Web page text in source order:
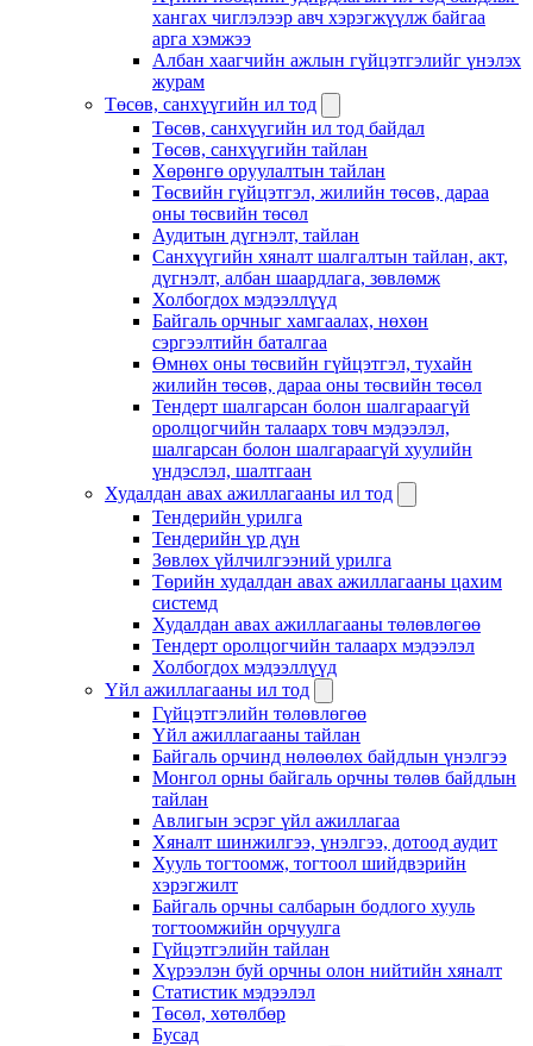
хангах чиглэлээр авч хэрэгжүүлж байгаа
арга хэмжээ
Албан хаагчийн ажлын гүйцэтгэлийг үнэлэх
журам
Төсөв, санхүүгийн ил тод
Төсөв, санхүүгийн ил тод байдал
Төсөв, санхүүгийн тайлан
Хөрөнгө оруулалтын тайлан
Төсвийн гүйцэтгэл, жилийн төсөв, дараа
оны төсвийн төсөл
Аудитын дүгнэлт, тайлан
Санхүүгийн хяналт шалгалтын тайлан, акт,
дүгнэлт, албан шаардлага, зөвлөмж
Холбогдох мэдээллүүд
Байгаль орчныг хамгаалах, нөхөн
сэргээлтийн баталгаа
Өмнөх оны төсвийн гүйцэтгэл, тухайн
жилийн төсөв, дараа оны төсвийн төсөл
Тендерт шалгарсан болон шалгараагүй
оролцогчийн талаарх товч мэдээлэл,
шалгарсан болон шалгараагүй хуулийн
үндэслэл, шалтгаан
Худалдан авах ажиллагааны ил тод
Тендерийн урилга
Тендерийн үр дүн
Зөвлөх үйлчилгээний урилга
Төрийн худалдан авах ажиллагааны цахим
системд
Худалдан авах ажиллагааны төлөвлөгөө
Тендерт оролцогчийн талаарх мэдээлэл
Холбогдох мэдээллүүд
Үйл ажиллагааны ил тод
Гүйцэтгэлийн төлөвлөгөө
Үйл ажиллагааны тайлан
Байгаль орчинд нөлөөлөх байдлын үнэлгээ
Монгол орны байгаль орчны төлөв байдлын
тайлан
Авлигын эсрэг үйл ажиллагаа
Хяналт шинжилгээ, үнэлгээ, дотоод аудит
Хууль тогтоомж, тогтоол шийдвэрийн
хэрэгжилт
Байгаль орчны салбарын бодлого хууль
тогтоомжийн орчуулга
Гүйцэтгэлийн тайлан
Хүрээлэн буй орчны олон нийтийн хяналт
Статистик мэдээлэл
Төсөл, хөтөлбөр
Бусад